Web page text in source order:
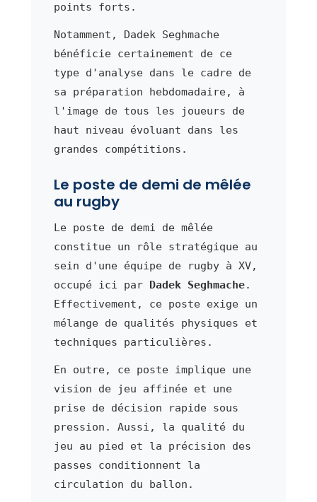
points forts.
Notamment, Dadek Seghmache
bénéficie certainement de ce
type d'analyse dans le cadre de
sa préparation hebdomadaire, à
l'image de tous les joueurs de
haut niveau évoluant dans les
grandes compétitions.
Le poste de demi de mêlée
au rugby
Le poste de demi de mêlée
constitue un rôle stratégique au
sein d'une équipe de rugby à XV,
occupé ici par
Dadek Seghmache.
Effectivement, ce poste exige un
mélange de qualités physiques et
techniques particulières.
En outre, ce poste implique une
vision de jeu affinée et une
prise de décision rapide sous
pression. Aussi, la qualité du
jeu au pied et la précision des
passes conditionnent la
circulation du ballon.